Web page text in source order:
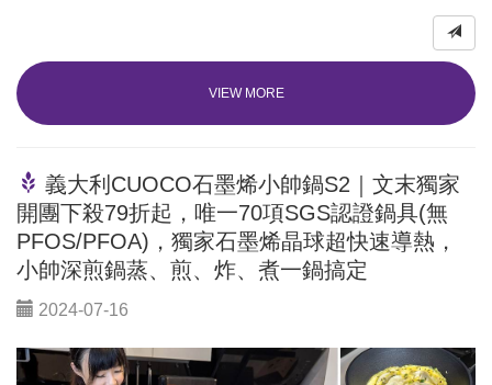
VIEW MORE
義大利CUOCO石墨烯小帥鍋S2｜文末獨家
開團下殺79折起，唯一70項SGS認證鍋具(無
PFOS/PFOA)，獨家石墨烯晶球超快速導熱，
小帥深煎鍋蒸、煎、炸、煮一鍋搞定
2024-07-16